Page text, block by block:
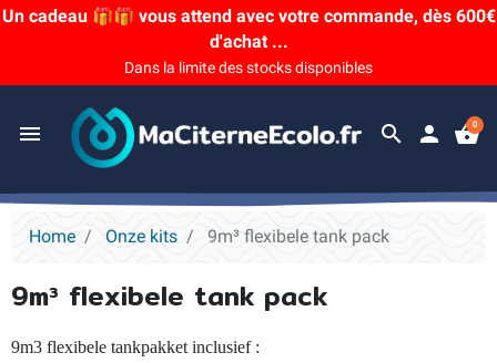
Un cadeau 🎁🎁 vous attend avec votre commande, dès 600€
d'achat ...
Dans la limite des stocks disponibles
menu search person shopping_basket
0
Home Onze kits 9m³ flexibele tank pack
9m³ flexibele tank pack
9m3 flexibele tankpakket inclusief :